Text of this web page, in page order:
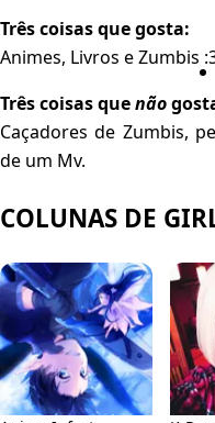
Três coisas que gosta:
Animes, Livros e Zumbis
Três coisas quenão
Caçadores de Zumbis,
de um Mv.
COLUNAS DE